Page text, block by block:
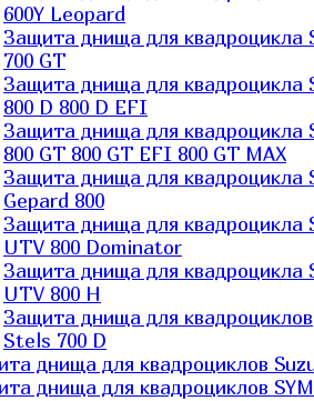
600Y Leopard
Защита днища для квадроцикла
700 GT
Защита днища для квадроцикла
800 D 800 D EFI
Защита днища для квадроцикла
800 GT 800 GT EFI 800 GT MAX
Защита днища для квадроцикла
Gepard 800
Защита днища для квадроцикла
UTV 800 Dominator
Защита днища для квадроцикла
UTV 800 H
Защита днища для квадроциклов
Stels 700 D
днища для квадроциклов
днища для квадроциклов SYM